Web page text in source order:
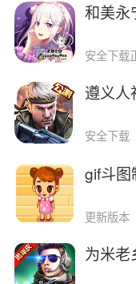
和美永
安全下载
遵义人
安全下载
gif斗
更新版本
为米